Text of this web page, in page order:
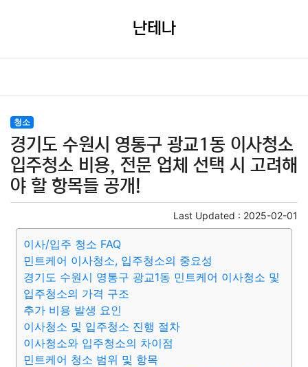
난테나
청소
경기도 수원시 영통구 광교1동 이사청소
입주청소 비용, 전문 업체 선택 시 고려해
야 할 항목들 공개!
Last Updated : 2025-02-01
이사/입주 청소 FAQ
민트케어 이사청소, 입주청소의 중요성
경기도 수원시 영통구 광교1동 민트케어 이사청소 및
입주청소의 가격 구조
추가 비용 발생 요인
이사청소 및 입주청소 진행 절차
이사청소와 입주청소의 차이점
민트케어 청소 범위 및 항목